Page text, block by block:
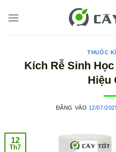
qua
THUỐC
Kích Rễ Sinh
Hiệu
ĐĂNG VÀO 12/07/
12
Th7